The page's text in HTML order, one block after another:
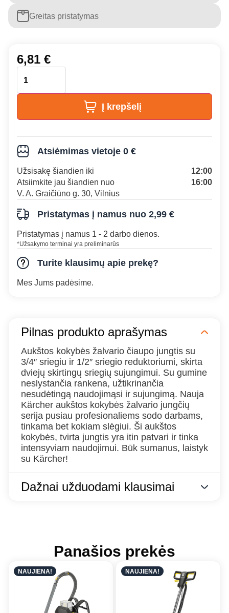
Greitas pristatymas
6,81 €
Į krepšelį
Atsiėmimas vietoje 0 €
Užsisakę šiandien iki
12:00
Atsiimkite jau šiandien nuo
16:00
V. A. Graičiūno g. 30, Vilnius
Pristatymas į namus nuo 2,99 €
Pristatymas į namus 1 - 2 darbo dienos.
*Užsakymo terminai yra preliminarūs
Turite klausimų apie prekę?
Mes Jums padėsime.
Pilnas produkto aprašymas
Aukštos kokybės žalvario čiaupo jungtis su
3/4″ sriegiu ir 1/2″ sriegio reduktoriumi, skirta
dviejų skirtingų sriegių sujungimui. Su gumine
neslystančia rankena, užtikrinančia
nesudėtingą naudojimąsi ir sujungimą. Nauja
Kärcher aukštos kokybės žalvario jungčių
serija pusiau profesionaliems sodo darbams,
tinkama bet kokiam slėgiui. Ši aukštos
kokybės, tvirta jungtis yra itin patvari ir tinka
intensyviam naudojimui. Būk sumanus, laistyk
su Kärcher!
Dažnai užduodami klausimai
Panašios prekės
NAUJIENA! NAUJIENA!